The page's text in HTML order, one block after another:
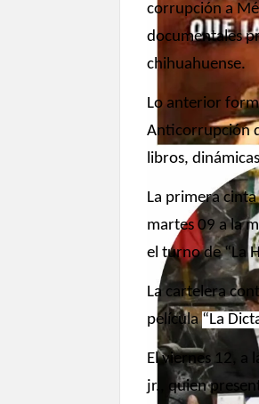
corrupción a
documentales
chihuahuense.
Lo anterior
Anticorrupción
libros,
La primera cinta
martes 09 a la
el turno de “La
La cartelera
película “La
El viernes 12, a
jr., quien